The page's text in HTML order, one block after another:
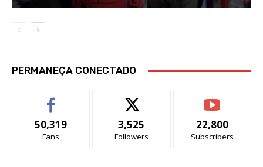
PERMANEÇA CONECTADO
50,319
Fans
3,525
Followers
22,800
Subscribers